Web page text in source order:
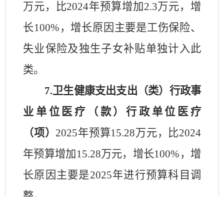
万元，比2024年预算增加2.3万元， 增
长100%， 增长原因主要是工伤保险、
失业保险及独生子女补贴单独计入此
类。
7.卫生健康支出支出 （类）行政事
业单位医疗（款）行政单位医疗
（项） 2025年预算15.28万元，比2024
年预算增加15.28万元， 增长100%， 增
长原因主要是2025年进行预算科目调